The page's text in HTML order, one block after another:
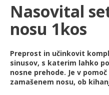
Nasovital
nosu 1kos
Preprost in učinkovit
sinusov, s katerim lahko
nosne prehode. Je v
zamašenem nosu, ob